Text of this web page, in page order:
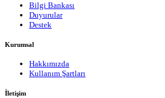
Bilgi Bankası
Duyurular
Destek
Kurumsal
Hakkımızda
Kullanım Şartları
İletişim